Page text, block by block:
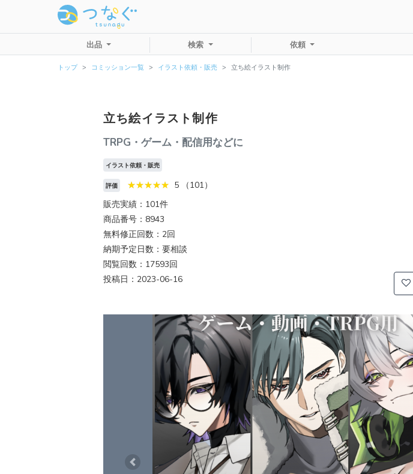
出品 検索 依頼
トップ コミッション一覧 イラスト依頼・販売 立ち絵イラスト制作
立ち絵イラスト制作
TRPG・ゲーム・配信用などに
イラスト依頼・販売
評価
5 （101）
販売実績：101件
商品番号：8943
無料修正回数：2回
納期予定日数：要相談
閲覧回数：17593回
投稿日：2023-06-16
Previous